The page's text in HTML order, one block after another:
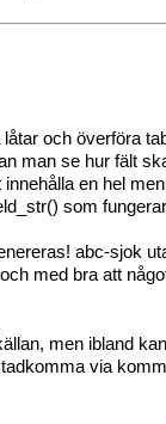
och överföra
man se hur fält
en hel
som
abc-sjok
med bra att
men ibland
via